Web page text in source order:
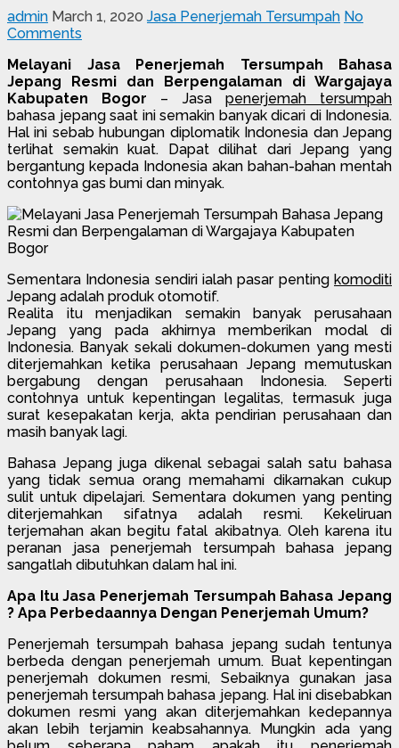
admin March 1, 2020 Jasa Penerjemah Tersumpah No
Comments
Melayani Jasa Penerjemah Tersumpah Bahasa
Jepang Resmi dan Berpengalaman di Wargajaya
Kabupaten Bogor – Jasa penerjemah tersumpah
bahasa jepang saat ini semakin banyak dicari di Indonesia.
Hal ini sebab hubungan diplomatik Indonesia dan Jepang
terlihat semakin kuat. Dapat dilihat dari Jepang yang
bergantung kepada Indonesia akan bahan-bahan mentah
contohnya gas bumi dan minyak.
Sementara Indonesia sendiri ialah pasar penting komoditi
Jepang adalah produk otomotif.
Realita itu menjadikan semakin banyak perusahaan
Jepang yang pada akhirnya memberikan modal di
Indonesia. Banyak sekali dokumen-dokumen yang mesti
diterjemahkan ketika perusahaan Jepang memutuskan
bergabung dengan perusahaan Indonesia. Seperti
contohnya untuk kepentingan legalitas, termasuk juga
surat kesepakatan kerja, akta pendirian perusahaan dan
masih banyak lagi.
Bahasa Jepang juga dikenal sebagai salah satu bahasa
yang tidak semua orang memahami dikarnakan cukup
sulit untuk dipelajari. Sementara dokumen yang penting
diterjemahkan sifatnya adalah resmi. Kekeliruan
terjemahan akan begitu fatal akibatnya. Oleh karena itu
peranan jasa penerjemah tersumpah bahasa jepang
sangatlah dibutuhkan dalam hal ini.
Apa Itu Jasa Penerjemah Tersumpah Bahasa Jepang
? Apa Perbedaannya Dengan Penerjemah Umum?
Penerjemah tersumpah bahasa jepang sudah tentunya
berbeda dengan penerjemah umum. Buat kepentingan
penerjemah dokumen resmi, Sebaiknya gunakan jasa
penerjemah tersumpah bahasa jepang. Hal ini disebabkan
dokumen resmi yang akan diterjemahkan kedepannya
akan lebih terjamin keabsahannya. Mungkin ada yang